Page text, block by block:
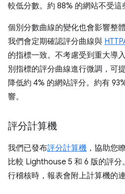
較低分數。約 88% 的網站不受這
個別分數曲線的變化也會影響整
我們會定期確認評分曲線與
的指標一致。不考慮受到重大導
別指標的評分曲線進行微調，可
降低約 4% 的網站評分。約有
響。
評分計算機
我們已發布評分計算機 ，協助您
比較 Lighthouse 5 和 6 版的評
行稽核時，報表會附上計算機的